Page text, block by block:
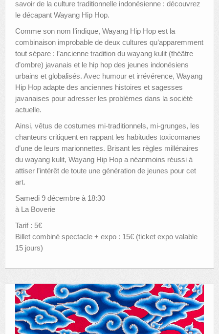
savoir de la culture traditionnelle indonésienne : découvrez
le décapant Wayang Hip Hop.
Comme son nom l’indique, Wayang Hip Hop est la
combinaison improbable de deux cultures qu’apparemment
tout sépare : l’ancienne tradition du wayang kulit (théâtre
d’ombre) javanais et le hip hop des jeunes indonésiens
urbains et globalisés. Avec humour et irrévérence, Wayang
Hip Hop adapte des anciennes histoires et sagesses
javanaises pour adresser les problèmes dans la société
actuelle.
Ainsi, vêtus de costumes mi-traditionnels, mi-grunges, les
chanteurs critiquent en rappant les habitudes toxicomanes
d’une de leurs marionnettes. Brisant les règles millénaires
du wayang kulit, Wayang Hip Hop a néanmoins réussi à
attiser l’intérêt de toute une génération de jeunes pour cet
art.
Samedi 9 décembre à 18:30
à La Boverie
Tarif : 5€
Billet combiné spectacle + expo : 15€ (ticket expo valable
15 jours)